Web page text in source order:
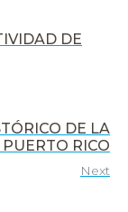
DE
DE LA
RICO
Next